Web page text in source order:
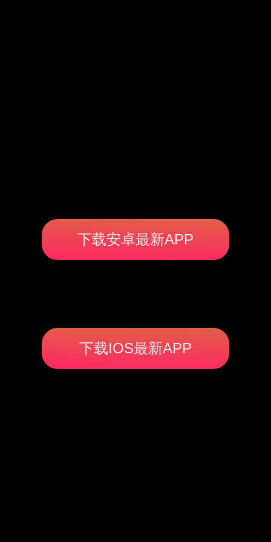
下载安卓最新APP
下载IOS最新APP